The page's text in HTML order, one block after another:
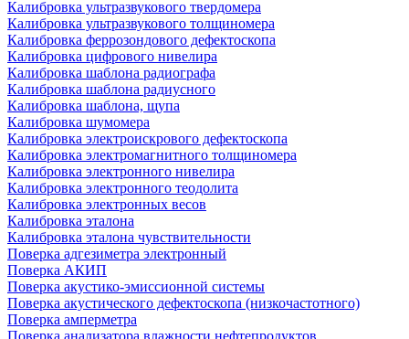
Калибровка ультразвукового твердомера
Калибровка ультразвукового толщиномера
Калибровка феррозондового дефектоскопа
Калибровка цифрового нивелира
Калибровка шаблона радиографа
Калибровка шаблона радиусного
Калибровка шаблона, щупа
Калибровка шумомера
Калибровка электроискрового дефектоскопа
Калибровка электромагнитного толщиномера
Калибровка электронного нивелира
Калибровка электронного теодолита
Калибровка электронных весов
Калибровка эталона
Калибровка эталона чувствительности
Поверка адгезиметра электронный
Поверка АКИП
Поверка акустико-эмиссионной системы
Поверка акустического дефектоскопа (низкочастотного)
Поверка амперметра
Поверка анализатора влажности нефтепродуктов